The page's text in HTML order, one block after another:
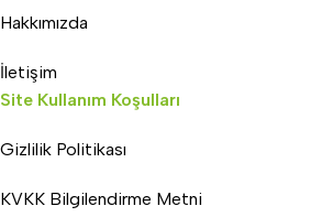
Hakkımızda
İletişim
Site Kullanım Koşulları
Gizlilik Politikası
KVKK Bilgilendirme Metni